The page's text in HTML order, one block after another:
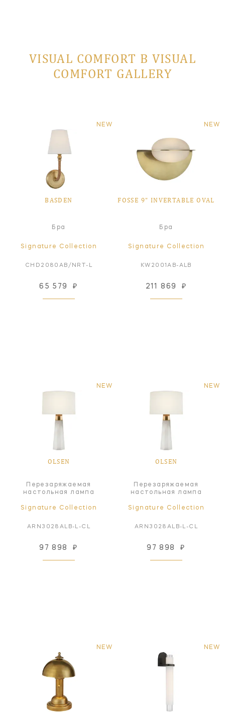
VISUAL COMFORT В VISUAL
COMFORT GALLERY
NEW
BASDEN
Бра
Signature Collection
CHD2080AB/NRT-L
65 579 ₽
NEW
FOSSE 9" INVERTABLE OVAL
Бра
Signature Collection
KW2001AB-ALB
211 869 ₽
NEW
OLSEN
Перезаряжаемая
настольная лампа
Signature Collection
ARN3028ALB-L-CL
97 898 ₽
NEW
OLSEN
Перезаряжаемая
настольная лампа
Signature Collection
ARN3028ALB-L-CL
97 898 ₽
NEW NEW